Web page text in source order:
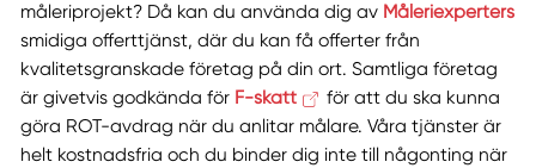
måleriprojekt? Då kan du använda dig av Måleriexperters
smidiga offerttjänst, där du kan få offerter från
kvalitetsgranskade företag på din ort. Samtliga företag
är givetvis godkända för F-skatt
för att du ska kunna
göra ROT-avdrag när du anlitar målare. Våra tjänster är
helt kostnadsfria och du binder dig inte till någonting när